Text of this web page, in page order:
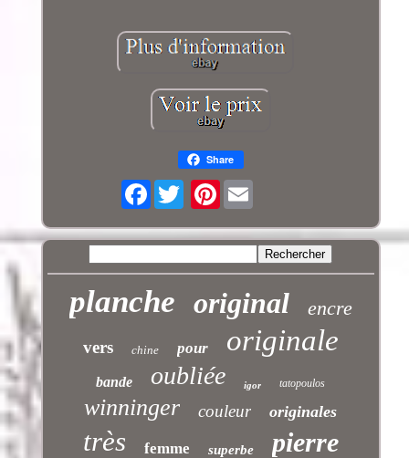
Share
Facebook Pinterest
planche original encre
vers chine pour originale
bande oubliée igor tatopoulos
winninger couleur originales
très femme superbe pierre